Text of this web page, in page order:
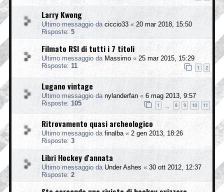
Larry Kwong
Ultimo messaggio da ciccio33 « 20 mar 2018, 15:50
Risposte: 5
Filmato RSI di tutti i 7 titoli
Ultimo messaggio da Massimo « 25 mar 2015, 15:29
Risposte: 11 1 2
Lugano vintage
Ultimo messaggio da nylanderfan « 6 mag 2013, 9:57
Risposte: 105 1 8 9 10 11
Ritrovamento quasi archeologico
Ultimo messaggio da finalba « 2 gen 2013, 18:26
Risposte: 3
Libri Hockey d'annata
Ultimo messaggio da Under Ashes « 30 ott 2012, 12:37
Risposte: 2